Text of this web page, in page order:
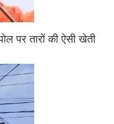
पर तारों की ऐसी खेती